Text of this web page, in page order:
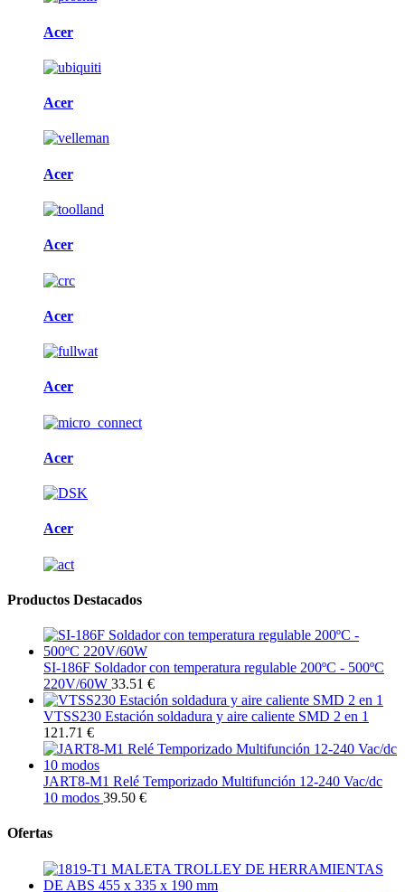
Acer
Acer
Acer
Acer
Acer
Acer
Acer
Acer
Productos Destacados
SI-186F Soldador con temperatura regulable 200ºC - 500ºC
220V/60W 33.51 €
VTSS230 Estación soldadura y aire caliente SMD 2 en 1
121.71 €
JART8-M1 Relé Temporizado Multifunción 12-240 Vac/dc
10 modos 39.50 €
Ofertas